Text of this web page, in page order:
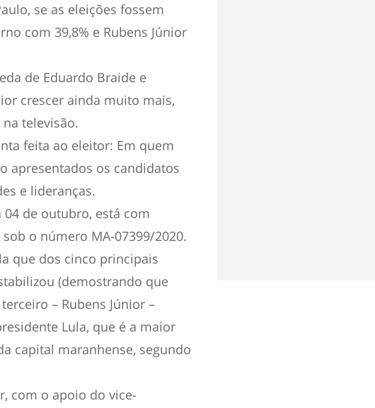
se as eleições fossem
com 39,8% e Rubens Júnior
de Eduardo Braide e
crescer ainda muito mais,
televisão.
feita ao eleitor: Em quem
apresentados os candidatos
e lideranças.
04 de outubro, está com
o número MA-07399/2020.
que dos cinco principais
(demostrando que
– Rubens Júnior –
Lula, que é a maior
capital maranhense, segundo
com o apoio do vice-